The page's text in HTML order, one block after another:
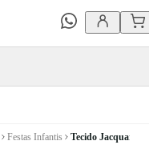
Festas Infantis Tecido Jacquard